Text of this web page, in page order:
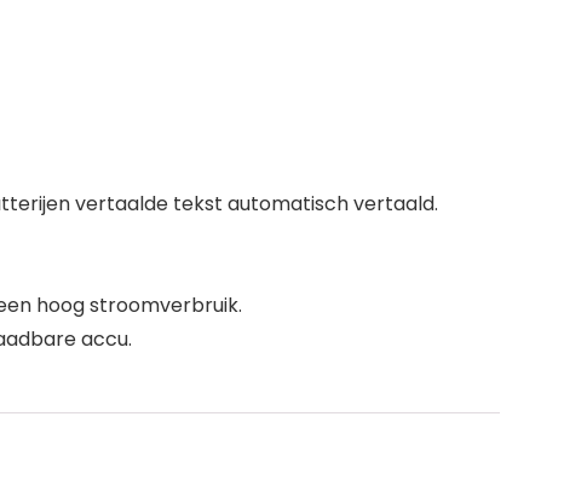
vertaalde tekst automatisch vertaald.
hoog stroomverbruik.
accu.